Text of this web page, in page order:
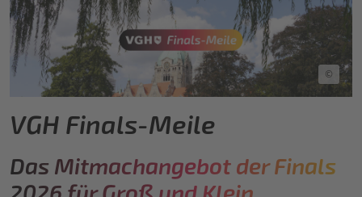
©
VGH Finals-Meile
Das Mitmachangebot der Finals